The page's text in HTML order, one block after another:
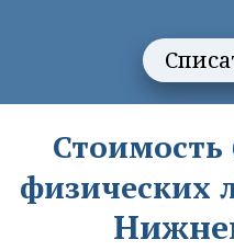
Стоимость